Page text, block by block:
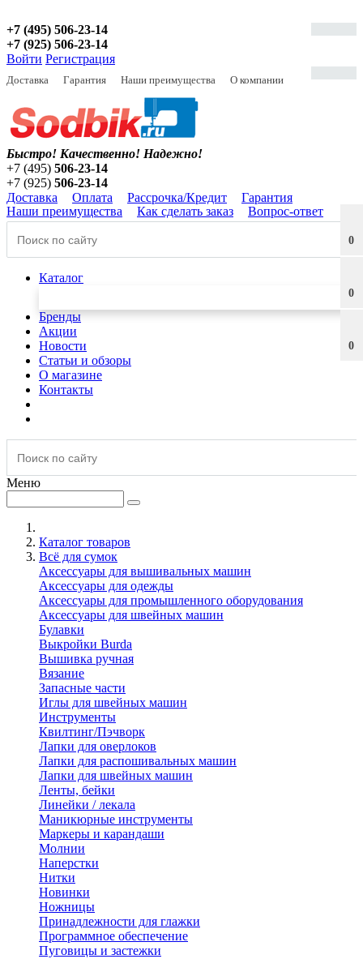
+7 (495) 506-23-14
+7 (925) 506-23-14
Войти Регистрация
Доставка Гарантия Наши преимущества О компании
0
0
0
Быстро! Качественно! Надежно!
+7 (495) 506-23-14
+7 (925) 506-23-14
Доставка
Оплата Рассрочка/Кредит
Гарантия
Наши преимущества
Как сделать заказ Вопрос-ответ
Каталог
Бренды
Акции
Новости
Статьи и обзоры
О магазине
Контакты
Меню
Каталог товаров
Всё для сумок
Аксессуары для вышивальных машин
Аксессуары для одежды
Аксессуары для промышленного оборудования
Аксессуары для швейных машин
Булавки
Выкройки Burda
Вышивка ручная
Вязание
Запасные части
Иглы для швейных машин
Инструменты
Квилтинг/Пэчворк
Лапки для оверлоков
Лапки для распошивальных машин
Лапки для швейных машин
Ленты, бейки
Линейки / лекала
Маникюрные инструменты
Маркеры и карандаши
Молнии
Наперстки
Нитки
Новинки
Ножницы
Принадлежности для глажки
Программное обеспечение
Пуговицы и застежки